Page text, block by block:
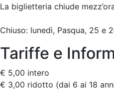
La biglietteria chiude
Chiuso: lunedì, Pasqua, 25 e
Tariffe e
€ 5,00 intero
€ 3,00 ridotto (dai 6 ai 18